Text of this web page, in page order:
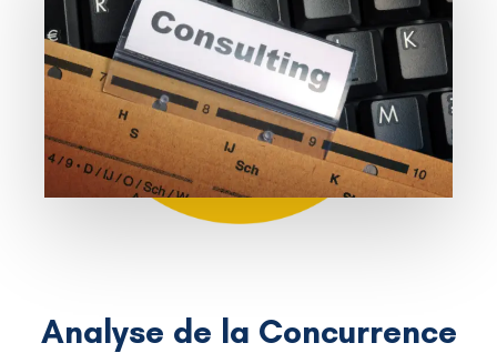
Analyse de la Concurrence